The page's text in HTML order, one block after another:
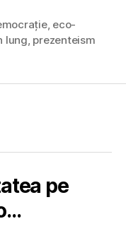
, eco-
lung prezenteism
pe